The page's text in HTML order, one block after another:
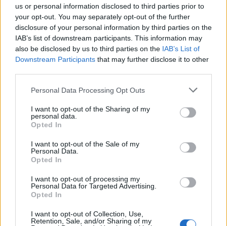
us or personal information disclosed to third parties prior to
your opt-out. You may separately opt-out of the further
disclosure of your personal information by third parties on the
IAB’s list of downstream participants. This information may
also be disclosed by us to third parties on the IAB’s List of
Downstream Participants that may further disclose it to other
Please note that this website/app uses one or more Google
not limited to your visit or usage behaviour. You may click to
grant or deny consent to Google and its third-party tags to
use your data for below specified purposes in below Google
consent section.
Personal Data Processing Opt Outs
I want to opt-out of the Sharing of my
personal data.
Opted In
I want to opt-out of the Sale of my
Personal Data.
Opted In
I want to opt-out of processing my
Personal Data for Targeted Advertising.
Opted In
I want to opt-out of Collection, Use,
Retention, Sale, and/or Sharing of my
HÍREK 2026. júl. 20.
csavar a sztoriban
HÍREK 2026. júl. 19.